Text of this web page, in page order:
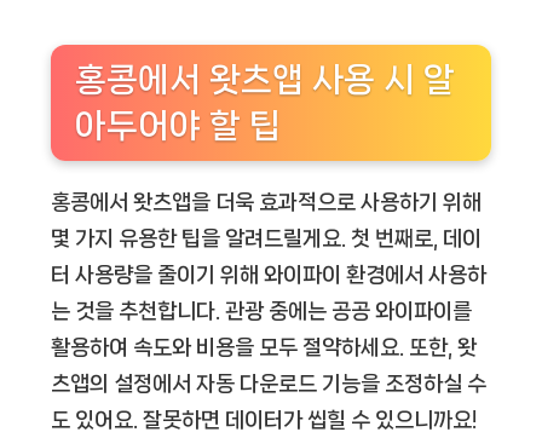
홍콩에서 왓츠앱 사용 시 알
아두어야 할 팁
홍콩에서 왓츠앱을 더욱 효과적으로 사용하기 위해
몇 가지 유용한 팁을 알려드릴게요. 첫 번째로, 데이
터 사용량을 줄이기 위해 와이파이 환경에서 사용하
는 것을 추천합니다. 관광 중에는 공공 와이파이를
활용하여 속도와 비용을 모두 절약하세요. 또한, 왓
츠앱의 설정에서 자동 다운로드 기능을 조정하실 수
도 있어요. 잘못하면 데이터가 씹힐 수 있으니까요!